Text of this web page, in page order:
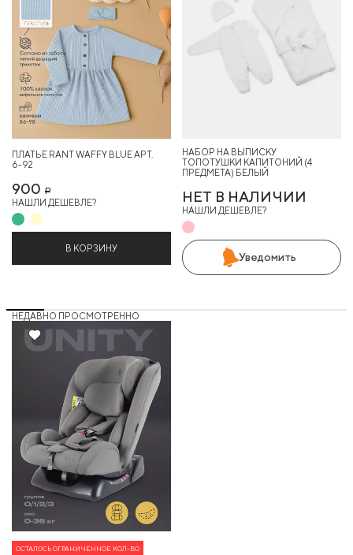
ПЛАТЬЕ RANT WAFFY BLUE АРТ.
6-92
900 Р
НАШЛИ ДЕШЕВЛЕ?
В КОРЗИНУ
НАБОР НА ВЫПИСКУ
ТОПОТУШКИ КАПИТОНИЙ (4
ПРЕДМЕТА) БЕЛЫЙ
НЕТ В НАЛИЧИИ
НАШЛИ ДЕШЕВЛЕ?
Уведомить
НЕДАВНО ПРОСМОТРЕННО
35%
ОСТАЛОСЬ ОГРАНИЧЕННОЕ КОЛ-ВО